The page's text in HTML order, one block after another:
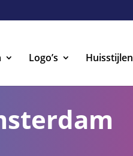
Logo’s Huisstijlen